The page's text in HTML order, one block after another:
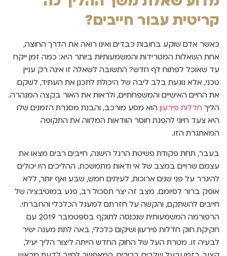
קריטית עבור חייבים?
כאשר אדם שוקע בחובות כבדים ואינו רואה את הדרך החוצה,
אחת השאלות המטרידות והמשמעותיות ביותר היא: כמה זמן ייקח
עד שאוכל לפתוח דף חדש? התשובה לשאלה זו אינה רק עניין
טכני, אלא נוגעת בלב ליבה של היכולת לתכנן את העתיד, לשקם
את החיים האישיים והמשפחתיים, ולראות את האור בקצה המנהרה.
הליך חדלות פירעון הוא מסע מורכב, והבנת מסגרת הזמנים שלו
היא צעד חיוני להפגת חוסר הוודאות המלווה את התקופה
המאתגרת הזו.
בעבר, תחת פקודת פשיטת הרגל הישנה, חייבים רבים מצאו את
עצמם שרויים במצב של אי ודאות מתמשכת. ההליכים היו יכולים
להיגרר על פני שנים ארוכות, לעיתים חמש, שבע ואף יותר, ללא
אופק ברור לסיומם. מצב זה יצר תסכול רב, פגע במוטיבציה של
חייבים להשתקם, והקשה על חזרתם למעגל הכלכלי והחברתי.
הרפורמה המשמעותית שנכנסה לתוקף בספטמבר 2019 עם
חקיקת חוק חדלות פירעון ושיקום כלכלי, באה לתת מענה ישיר
לבעיה זו. מטרת העל של החוק החדש הייתה ליצור הליך יעיל,